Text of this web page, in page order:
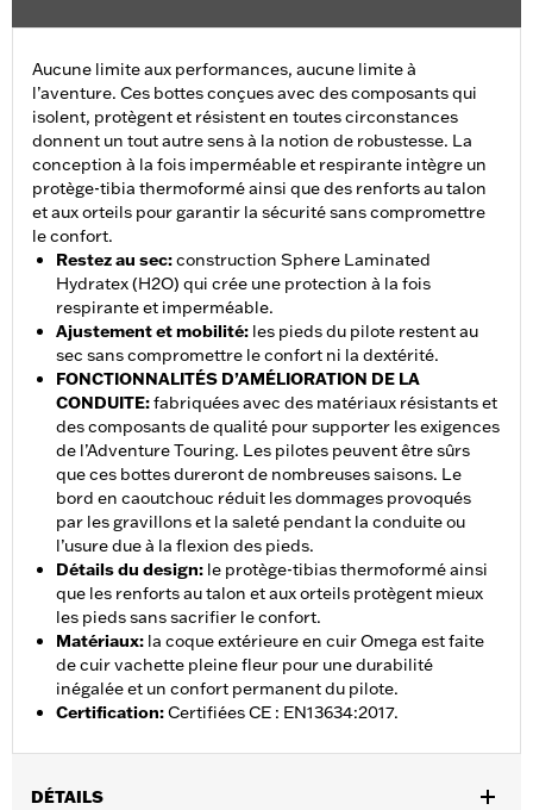
Aucune limite aux performances, aucune limite à
l’aventure. Ces bottes conçues avec des composants qui
isolent, protègent et résistent en toutes circonstances
donnent un tout autre sens à la notion de robustesse. La
conception à la fois imperméable et respirante intègre un
protège-tibia thermoformé ainsi que des renforts au talon
et aux orteils pour garantir la sécurité sans compromettre
le confort.
Restez au sec:construction Sphere Laminated
Hydratex (H2O) qui crée une protection à la fois
respirante et imperméable.
Ajustement et mobilité: les pieds du pilote restent au
sec sans compromettre le confort ni la dextérité.
FONCTIONNALITÉS D’AMÉLIORATION DE LA
CONDUITE:fabriquées avec des matériaux résistants et
des composants de qualité pour supporter les exigences
de l’Adventure Touring. Les pilotes peuvent être sûrs
que ces bottes dureront de nombreuses saisons. Le
bord en caoutchouc réduit les dommages provoqués
par les gravillons et la saleté pendant la conduite ou
l’usure due à la flexion des pieds.
Détails du design: le protège-tibias thermoformé ainsi
que les renforts au talon et aux orteils protègent mieux
les pieds sans sacrifier le confort.
Matériaux: la coque extérieure en cuir Omega est faite
de cuir vachette pleine fleur pour une durabilité
inégalée et un confort permanent du pilote.
Certification:Certifiées CE : EN13634:2017.
DÉTAILS